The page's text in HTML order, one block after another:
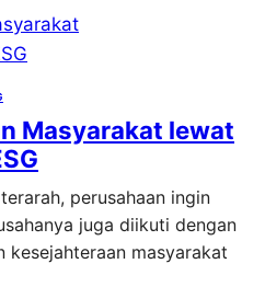
Masyarakat lewat
perusahaan ingin
juga diikuti dengan
kesejahteraan masyarakat